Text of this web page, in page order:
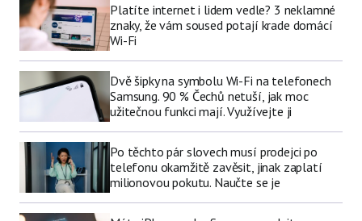
Platíte internet i lidem vedle? 3 neklamné
znaky, že vám soused potají krade domácí
Wi-Fi
Dvě šipky na symbolu Wi-Fi na telefonech
Samsung. 90 % Čechů netuší, jak moc
užitečnou funkci mají. Využívejte ji
Po těchto pár slovech musí prodejci po
telefonu okamžitě zavěsit, jinak zaplatí
milionovou pokutu. Naučte se je